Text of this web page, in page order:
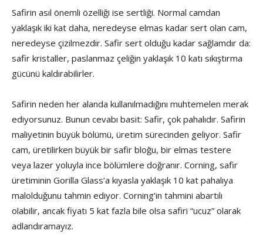
Safirin asıl önemli özelliği ise sertliği. Normal camdan
yaklaşık iki kat daha, neredeyse elmas kadar sert olan cam,
neredeyse çizilmezdir. Safir sert olduğu kadar sağlamdır da:
safir kristaller, paslanmaz çeliğin yaklaşık 10 katı sıkıştırma
gücünü kaldırabilirler.
Safirin neden her alanda kullanılmadığını muhtemelen merak
ediyorsunuz. Bunun cevabı basit: Safir, çok pahalıdır. Safirin
maliyetinin büyük bölümü, üretim sürecinden geliyor. Safir
cam, üretilirken büyük bir safir bloğu, bir elmas testere
veya lazer yoluyla ince bölümlere doğranır. Corning, safir
üretiminin Gorilla Glass’a kıyasla yaklaşık 10 kat pahalıya
malolduğunu tahmin ediyor. Corning’in tahmini abartılı
olabilir, ancak fiyatı 5 kat fazla bile olsa safiri “ucuz” olarak
adlandıramayız.